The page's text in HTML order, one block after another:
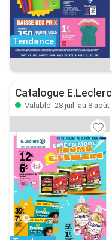
Tendance
Catalogue E.Leclerc
Valable: 28 juil. au 8 août